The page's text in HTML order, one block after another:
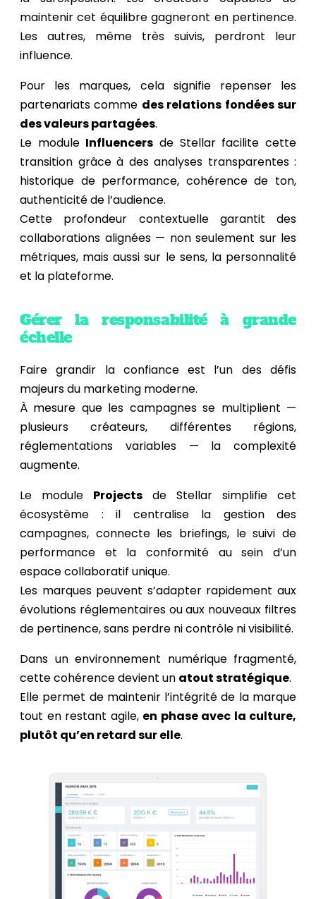
maintenir cet équilibre gagneront en pertinence.
Les autres, même très suivis, perdront leur
influence.
Pour les marques, cela signifie repenser les
partenariats comme des relations fondées sur
des valeurs partagées.
Le module Influencers de Stellar facilite cette
transition grâce à des analyses transparentes :
historique de performance, cohérence de ton,
authenticité de l’audience.
Cette profondeur contextuelle garantit des
collaborations alignées — non seulement sur les
métriques, mais aussi sur le sens, la personnalité
et la plateforme.
Gérer la responsabilité à grande
échelle
Faire grandir la confiance est l’un des défis
majeurs du marketing moderne.
À mesure que les campagnes se multiplient —
plusieurs créateurs, différentes régions,
réglementations variables — la complexité
augmente.
Le module Projects de Stellar simplifie cet
écosystème : il centralise la gestion des
campagnes, connecte les briefings, le suivi de
performance et la conformité au sein d’un
espace collaboratif unique.
Les marques peuvent s’adapter rapidement aux
évolutions réglementaires ou aux nouveaux filtres
de pertinence, sans perdre ni contrôle ni visibilité.
Dans un environnement numérique fragmenté,
cette cohérence devient un atout stratégique.
Elle permet de maintenir l’intégrité de la marque
tout en restant agile, en phase avec la culture,
plutôt qu’en retard sur elle.